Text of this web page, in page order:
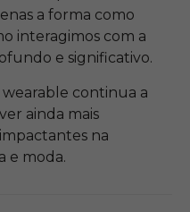
a forma como
interagimos com a
e significativo.
continua a
ainda mais
na
e moda.